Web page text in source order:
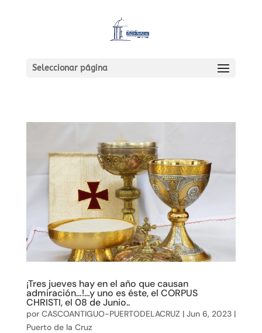
Seleccionar página
¡Tres jueves hay en el año que causan
admiración…!…y uno es éste, el CORPUS
CHRISTI, el 08 de Junio..
por CASCOANTIGUO-PUERTODELACRUZ | Jun 6, 2023|
Puerto de la Cruz